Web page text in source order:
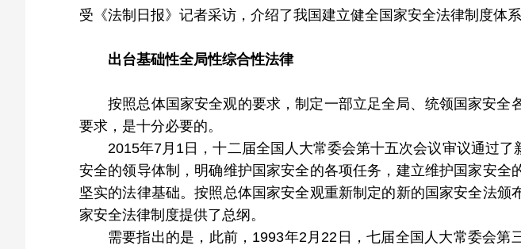
受《法制日报》记者采访，介绍了我国建立健全国家安全法律制度体系
出台基础性全局性综合性法律
按照总体国家安全观的要求，制定一部立足全局、统领国家安
要求，是十分必要的。
2015年7月1日，十二届全国人大常委会第十五次会议审议通过
安全的领导体制，明确维护国家安全的各项任务，建立维护国家安
坚实的法律基础。按照总体国家安全观重新制定的新的国家安全法
家安全法律制度提供了总纲。
需要指出的是，此前，1993年2月22日，七届全国人大常委会